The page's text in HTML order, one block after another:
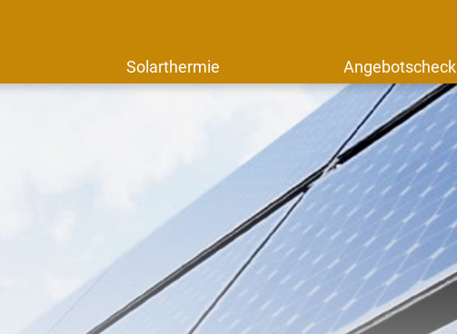
Solarthermie Angebotscheck